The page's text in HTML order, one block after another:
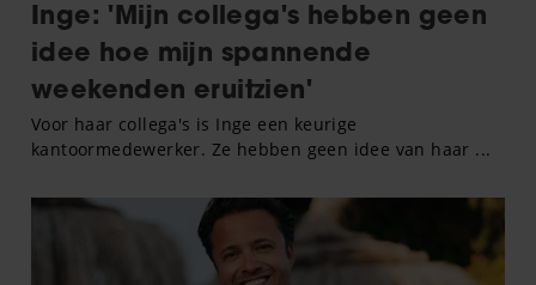
partners kunnen deze gegevens combineren met andere
informatie die u aan ze heeft verstrekt of die ze hebben
verzameld op basis van uw gebruik van hun services. U
gaat akkoord met onze cookies als u onze website blijft
gebruiken.